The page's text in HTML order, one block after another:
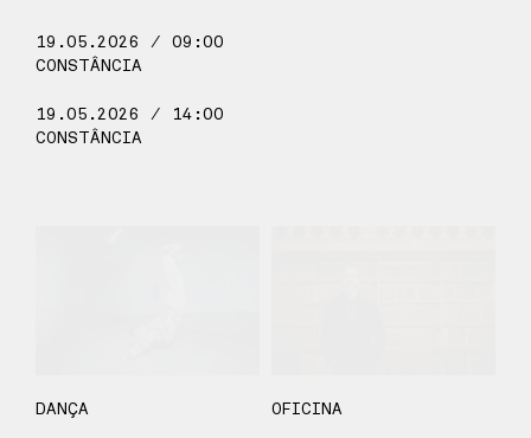
19.05.2026 / 09:00
CONSTÂNCIA
19.05.2026 / 14:00
CONSTÂNCIA
DANÇA OFICINA